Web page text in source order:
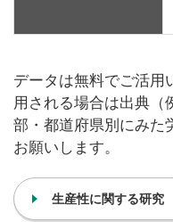
データは無料でご活用
用される場合は出典（
部・都道府県別にみた
お願いします。
生産性に関する研究